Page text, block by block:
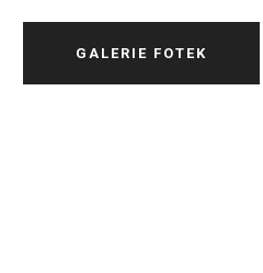
GALERIE FOTEK